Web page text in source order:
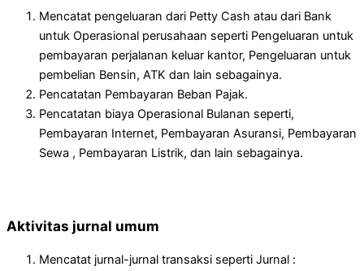
Mencatat pengeluaran dari Petty Cash atau dari Bank
untuk Operasional perusahaan seperti Pengeluaran untuk
pembayaran perjalanan keluar kantor, Pengeluaran untuk
pembelian Bensin, ATK dan lain sebagainya.
Pencatatan Pembayaran Beban Pajak.
Pencatatan biaya Operasional Bulanan seperti,
Pembayaran Internet, Pembayaran Asuransi, Pembayaran
Sewa , Pembayaran Listrik, dan lain sebagainya.
Aktivitas jurnal umum
Mencatat jurnal-jurnal transaksi seperti Jurnal :